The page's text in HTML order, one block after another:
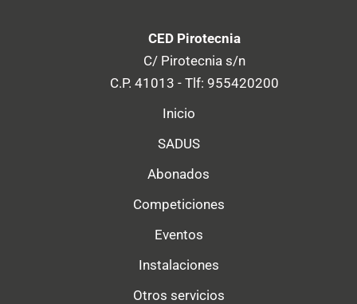
CED Pirotecnia
C/ Pirotecnia s/n
C.P. 41013 - Tlf: 955420200
Inicio
SADUS
Abonados
Competiciones
Eventos
Instalaciones
Otros servicios